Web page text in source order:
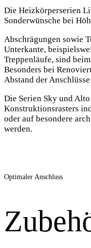
Die Heizkörperserien
Sonderwünsche bei
Abschrägungen sowie
Unterkante,
Treppenläufe, sind
Besonders bei
Abstand der
Die Serien Sky und
Konstruktionsrasters
oder auf besondere
werden.
Optimaler Anschluss